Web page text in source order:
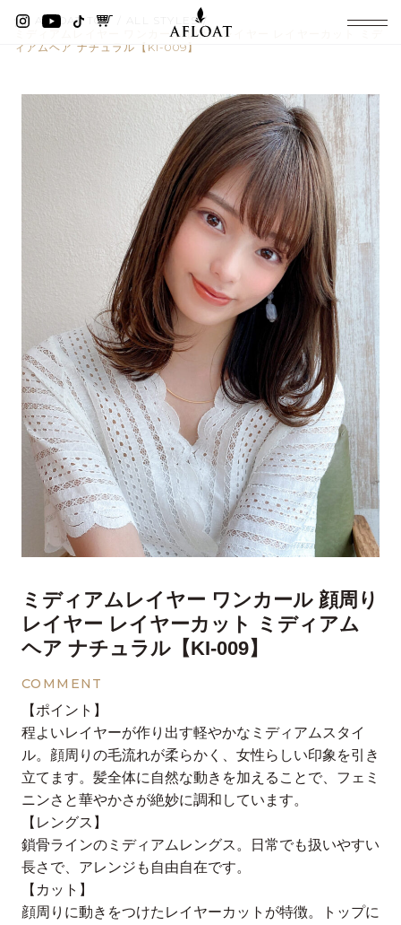
AFLOAT TOP
ALL STYLES
ミディアムレイヤー ワンカール 顔周りレイヤー レイヤーカット ミデ
ィアムヘア ナチュラル【KI-009】
ミディアムレイヤー ワンカール 顔周り
レイヤー レイヤーカット ミディアム
ヘア ナチュラル【KI-009】
COMMENT
【ポイント】
程よいレイヤーが作り出す軽やかなミディアムスタイ
ル。顔周りの毛流れが柔らかく、女性らしい印象を引き
立てます。髪全体に自然な動きを加えることで、フェミ
ニンさと華やかさが絶妙に調和しています。
【レングス】
鎖骨ラインのミディアムレングス。日常でも扱いやすい
長さで、アレンジも自由自在です。
【カット】
顔周りに動きをつけたレイヤーカットが特徴。トップに